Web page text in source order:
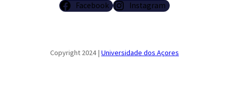
Facebook Instagram
Copyright 2024 | Universidade dos Açores